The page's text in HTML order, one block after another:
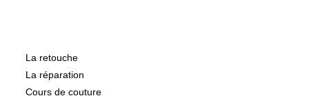
La retouche
La réparation
Cours de couture